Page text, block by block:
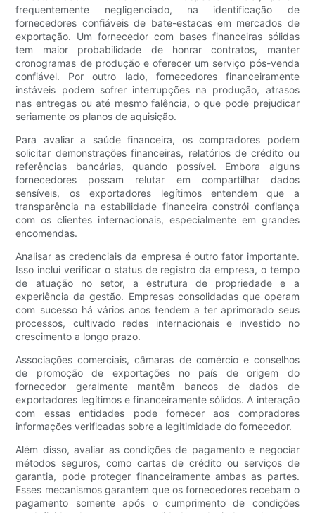
frequentemente negligenciado, na identificação de
fornecedores confiáveis ​​de bate-estacas em mercados de
exportação. Um fornecedor com bases financeiras sólidas
tem maior probabilidade de honrar contratos, manter
cronogramas de produção e oferecer um serviço pós-venda
confiável. Por outro lado, fornecedores financeiramente
instáveis ​​podem sofrer interrupções na produção, atrasos
nas entregas ou até mesmo falência, o que pode prejudicar
seriamente os planos de aquisição.
Para avaliar a saúde financeira, os compradores podem
solicitar demonstrações financeiras, relatórios de crédito ou
referências bancárias, quando possível. Embora alguns
fornecedores possam relutar em compartilhar dados
sensíveis, os exportadores legítimos entendem que a
transparência na estabilidade financeira constrói confiança
com os clientes internacionais, especialmente em grandes
encomendas.
Analisar as credenciais da empresa é outro fator importante.
Isso inclui verificar o status de registro da empresa, o tempo
de atuação no setor, a estrutura de propriedade e a
experiência da gestão. Empresas consolidadas que operam
com sucesso há vários anos tendem a ter aprimorado seus
processos, cultivado redes internacionais e investido no
crescimento a longo prazo.
Associações comerciais, câmaras de comércio e conselhos
de promoção de exportações no país de origem do
fornecedor geralmente mantêm bancos de dados de
exportadores legítimos e financeiramente sólidos. A interação
com essas entidades pode fornecer aos compradores
informações verificadas sobre a legitimidade do fornecedor.
Além disso, avaliar as condições de pagamento e negociar
métodos seguros, como cartas de crédito ou serviços de
garantia, pode proteger financeiramente ambas as partes.
Esses mecanismos garantem que os fornecedores recebam o
pagamento somente após o cumprimento de condições